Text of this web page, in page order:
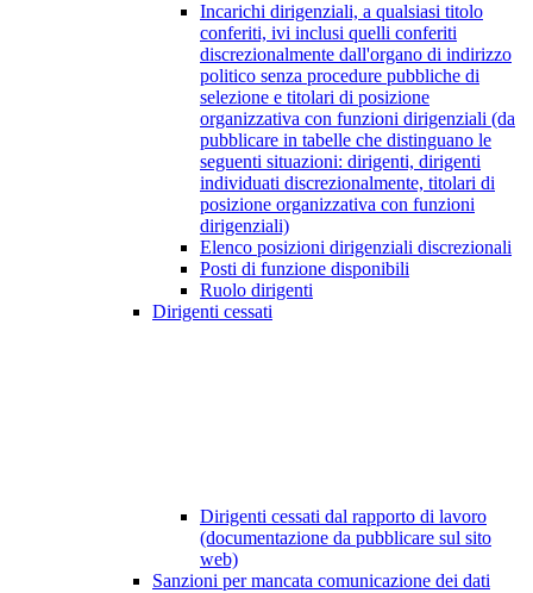
Incarichi dirigenziali, a qualsiasi titolo
conferiti, ivi inclusi quelli conferiti
discrezionalmente dall'organo di indirizzo
politico senza procedure pubbliche di
selezione e titolari di posizione
organizzativa con funzioni dirigenziali (da
pubblicare in tabelle che distinguano le
seguenti situazioni: dirigenti, dirigenti
individuati discrezionalmente, titolari di
posizione organizzativa con funzioni
dirigenziali)
Elenco posizioni dirigenziali discrezionali
Posti di funzione disponibili
Ruolo dirigenti
Dirigenti cessati
Dirigenti cessati dal rapporto di lavoro
(documentazione da pubblicare sul sito
web)
Sanzioni per mancata comunicazione dei dati